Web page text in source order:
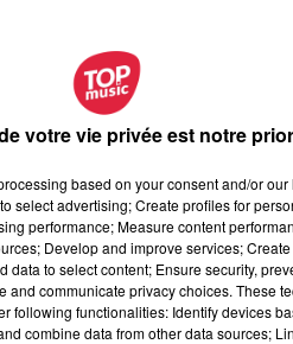
votre vie privée est notre
based on your consent and/or
select advertising; Create profiles for
performance; Measure content
Develop and improve services;
to select content; Ensure security,
and communicate privacy choices. These
following functionalities: Identify devices
combine data from other data sources;